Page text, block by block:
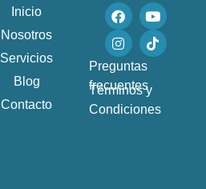
Inicio
Nosotros
Servicios
Blog
Contacto
F
a
c
e
b
o
k
Y
o
u
t
e
I
n
s
t
a
r
a
m
T
i
k
t
Preguntas
frecuentes
Términos y
Condiciones